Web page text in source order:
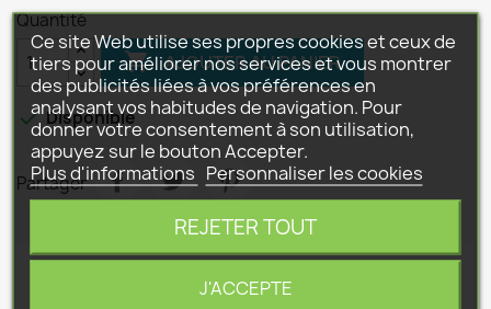
Quantité
 AJOUTER AU PANIER
Disponible
Partager
Détails du produit
Ce site Web utilise ses propres cookies et ceux de
tiers pour améliorer nos services et vous montrer
des publicités liées à vos préférences en
analysant vos habitudes de navigation. Pour
donner votre consentement à son utilisation,
appuyez sur le bouton Accepter.
Plus d'informations Personnaliser les cookies
REJETER TOUT
J'ACCEPTE